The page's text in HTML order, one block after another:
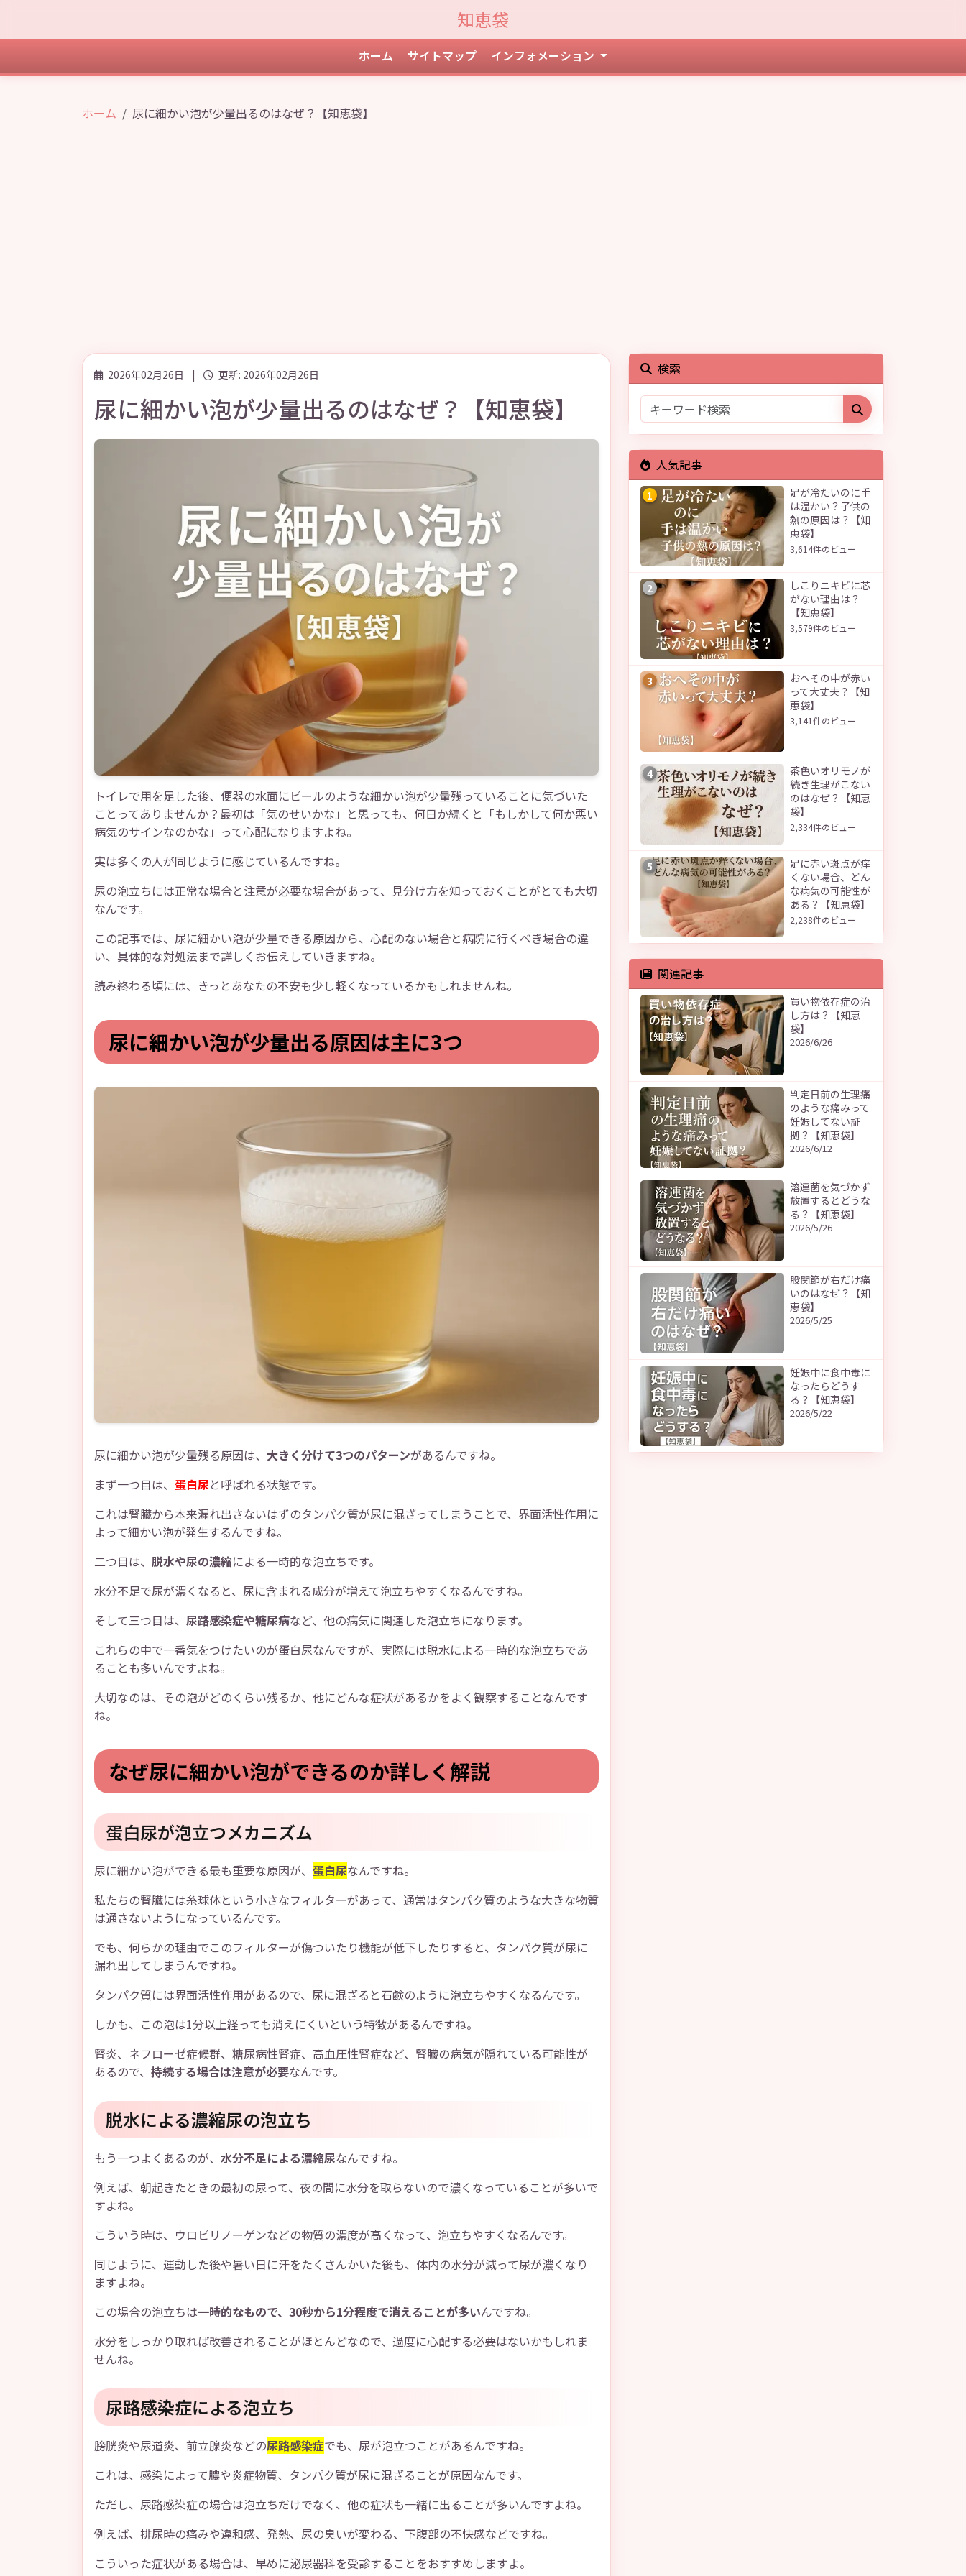
知恵袋
ホーム サイトマップ インフォメーション
ホーム 尿に細かい泡が少量出るのはなぜ？【知恵袋】
2026年02月26日 | 更新: 2026年02月26日
尿に細かい泡が少量出るのはなぜ？【知恵袋】
トイレで用を足した後、便器の水面にビールのような細かい泡が少量残っていることに気づいた
ことってありませんか？最初は「気のせいかな」と思っても、何日か続くと「もしかして何か悪い
病気のサインなのかな」って心配になりますよね。
実は多くの人が同じように感じているんですね。
尿の泡立ちには正常な場合と注意が必要な場合があって、見分け方を知っておくことがとても大切
なんです。
この記事では、尿に細かい泡が少量できる原因から、心配のない場合と病院に行くべき場合の違
い、具体的な対処法まで詳しくお伝えしていきますね。
読み終わる頃には、きっとあなたの不安も少し軽くなっているかもしれませんね。
尿に細かい泡が少量出る原因は主に3つ
尿に細かい泡が少量残る原因は、 大きく分けて3つのパターンがあるんですね。
まず一つ目は、 蛋白尿と呼ばれる状態です。
これは腎臓から本来漏れ出さないはずのタンパク質が尿に混ざってしまうことで、界面活性作用に
よって細かい泡が発生するんですね。
二つ目は、 脱水や尿の濃縮による一時的な泡立ちです。
水分不足で尿が濃くなると、尿に含まれる成分が増えて泡立ちやすくなるんですね。
そして三つ目は、 尿路感染症や糖尿病など、他の病気に関連した泡立ちになります。
これらの中で一番気をつけたいのが蛋白尿なんですが、実際には脱水による一時的な泡立ちであ
ることも多いんですよね。
大切なのは、その泡がどのくらい残るか、他にどんな症状があるかをよく観察することなんです
ね。
なぜ尿に細かい泡ができるのか詳しく解説
蛋白尿が泡立つメカニズム
尿に細かい泡ができる最も重要な原因が、 蛋白尿なんですね。
私たちの腎臓には糸球体という小さなフィルターがあって、通常はタンパク質のような大きな物質
は通さないようになっているんです。
でも、何らかの理由でこのフィルターが傷ついたり機能が低下したりすると、タンパク質が尿に
漏れ出してしまうんですね。
タンパク質には界面活性作用があるので、尿に混ざると石鹸のように泡立ちやすくなるんです。
しかも、この泡は1分以上経っても消えにくいという特徴があるんですね。
腎炎、ネフローゼ症候群、糖尿病性腎症、高血圧性腎症など、腎臓の病気が隠れている可能性が
あるので、 持続する場合は注意が必要なんです。
脱水による濃縮尿の泡立ち
もう一つよくあるのが、 水分不足による濃縮尿なんですね。
例えば、朝起きたときの最初の尿って、夜の間に水分を取らないので濃くなっていることが多いで
すよね。
こういう時は、ウロビリノーゲンなどの物質の濃度が高くなって、泡立ちやすくなるんです。
同じように、運動した後や暑い日に汗をたくさんかいた後も、体内の水分が減って尿が濃くなり
ますよね。
この場合の泡立ちは一時的なもので、30秒から1分程度で消えることが多いんですね。
水分をしっかり取れば改善されることがほとんどなので、過度に心配する必要はないかもしれま
せんね。
尿路感染症による泡立ち
膀胱炎や尿道炎、前立腺炎などの尿路感染症でも、尿が泡立つことがあるんですね。
これは、感染によって膿や炎症物質、タンパク質が尿に混ざることが原因なんです。
ただし、尿路感染症の場合は泡立ちだけでなく、他の症状も一緒に出ることが多いんですよね。
例えば、排尿時の痛みや違和感、発熱、尿の臭いが変わる、下腹部の不快感などですね。
こういった症状がある場合は、早めに泌尿器科を受診することをおすすめしますよ。
検索
人気記事
1
足が冷たいのに手
は温かい？子供の
熱の原因は？【知
恵袋】
3,614件のビュー
2
しこりニキビに芯
がない理由は？
【知恵袋】
3,579件のビュー
3
おへその中が赤い
って大丈夫？【知
恵袋】
3,141件のビュー
4
茶色いオリモノが
続き生理がこない
のはなぜ？【知恵
袋】
2,334件のビュー
5
足に赤い斑点が痒
くない場合、どん
な病気の可能性が
ある？【知恵袋】
2,238件のビュー
関連記事
買い物依存症の治
し方は？【知恵
袋】
2026/6/26
判定日前の生理痛
のような痛みって
妊娠してない証
拠？【知恵袋】
2026/6/12
溶連菌を気づかず
放置するとどうな
る？【知恵袋】
2026/5/26
股関節が右だけ痛
いのはなぜ？【知
恵袋】
2026/5/25
妊娠中に食中毒に
なったらどうす
る？【知恵袋】
2026/5/22